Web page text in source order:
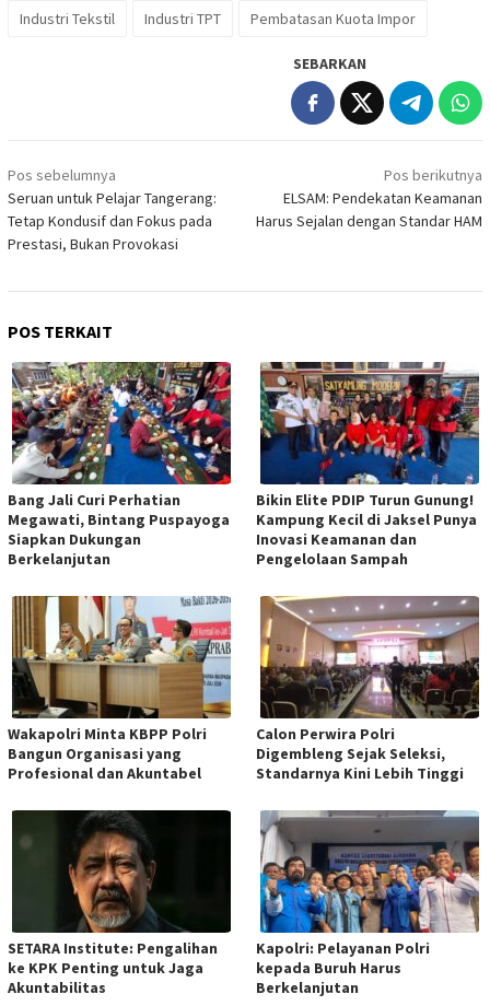
Industri Tekstil
Industri TPT Pembatasan Kuota Impor
SEBARKAN
Navigasi
pos
Pos sebelumnya
Seruan untuk Pelajar Tangerang:
Tetap Kondusif dan Fokus pada
Prestasi, Bukan Provokasi
Pos berikutnya
ELSAM: Pendekatan Keamanan
Harus Sejalan dengan Standar HAM
POS TERKAIT
Bang Jali Curi Perhatian
Megawati, Bintang Puspayoga
Siapkan Dukungan
Berkelanjutan
Bikin Elite PDIP Turun Gunung!
Kampung Kecil di Jaksel Punya
Inovasi Keamanan dan
Pengelolaan Sampah
Wakapolri Minta KBPP Polri
Bangun Organisasi yang
Profesional dan Akuntabel
Calon Perwira Polri
Digembleng Sejak Seleksi,
Standarnya Kini Lebih Tinggi
SETARA Institute: Pengalihan
ke KPK Penting untuk Jaga
Akuntabilitas
Kapolri: Pelayanan Polri
kepada Buruh Harus
Berkelanjutan